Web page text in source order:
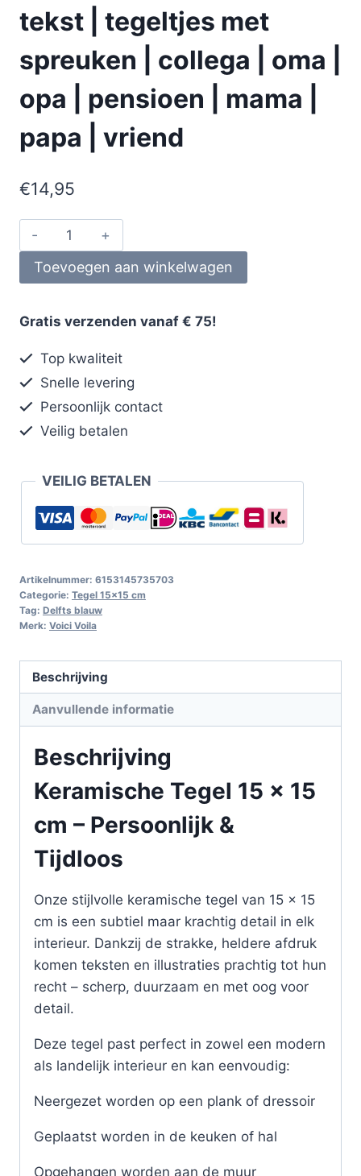
tekst | tegeltjes met
spreuken | collega | oma |
opa | pensioen | mama |
papa | vriend
€14,95
Toevoegen aan winkelwagen
Gratis verzenden vanaf € 75!
Top kwaliteit
Snelle levering
Persoonlijk contact
Veilig betalen
VEILIG BETALEN
Artikelnummer: 6153145735703
Categorie: Tegel 15x15 cm
Tag: Delfts blauw
Merk: Voici Voila
Beschrijving
Aanvullende informatie
Beschrijving
Keramische Tegel 15 x 15
cm – Persoonlijk &
Tijdloos
Onze stijlvolle keramische tegel van 15 x 15
cm is een subtiel maar krachtig detail in elk
interieur. Dankzij de strakke, heldere afdruk
komen teksten en illustraties prachtig tot hun
recht – scherp, duurzaam en met oog voor
detail.
Deze tegel past perfect in zowel een modern
als landelijk interieur en kan eenvoudig:
Neergezet worden op een plank of dressoir
Geplaatst worden in de keuken of hal
Opgehangen worden aan de muur